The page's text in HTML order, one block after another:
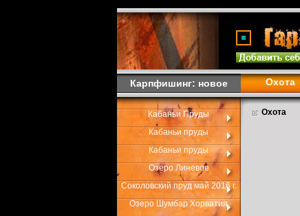
Карпфишинг: новое Охота
Кабаньи Пруды
Кабаньи пруды
Кабаньи пруды
Озеро Линевое
Соколовский пруд май 2016 г.
Озеро Шумбар Хорватия
Охота